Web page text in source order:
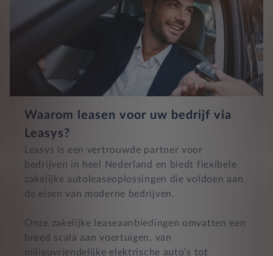
Waarom leasen voor uw bedrijf via
Leasys?
Leasys is een vertrouwde partner voor
bedrijven in heel Nederland en biedt flexibele
zakelijke autoleaseoplossingen die voldoen aan
de eisen van moderne bedrijven.
Onze zakelijke leaseaanbiedingen omvatten een
breed scala aan voertuigen, van
milieuvriendelijke elektrische auto's tot